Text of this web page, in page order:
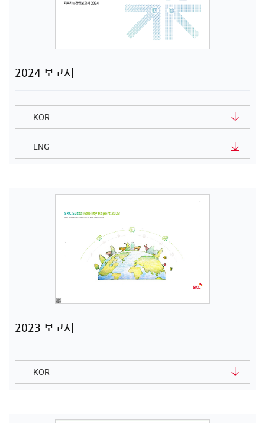
2024 보고서
KOR
ENG
2023 보고서
KOR